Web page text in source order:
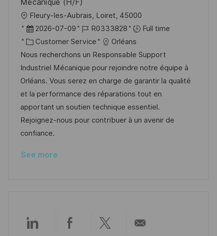
Mécanique (H/F)
L
o
c
a
t
i
o
n
Fleury-les-Aubrais, Loiret, 45000
P
o
s
t
e
d
D
a
t
2026-07-09
J
o
b
I
d
R0333828
Full time
C
a
t
e
g
o
r
y
Customer Service
Orléans
Nous recherchons un Responsable Support
Industriel Mécanique pour rejoindre notre équipe à
Orléans. Vous serez en charge de garantir la qualité
et la performance des réparations tout en
apportant un soutien technique essentiel.
Rejoignez-nous pour contribuer à un avenir de
confiance.
See more